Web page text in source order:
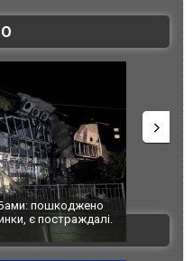
врятували козуленя
лісової пожежі у
СБУ за
Болгарії